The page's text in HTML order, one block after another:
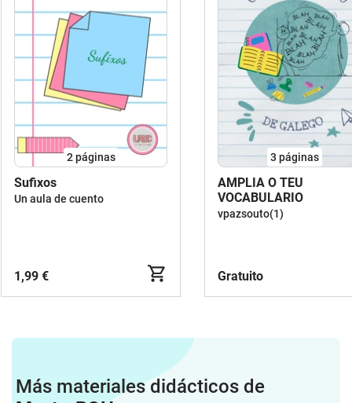
2páginas
Sufixos
Un aula de cuento
1,99 €
3 páginas
AMPLIA O TEU
VOCABULARIO
vpazsouto(1)
Gratuito
Más materiales didácticos de